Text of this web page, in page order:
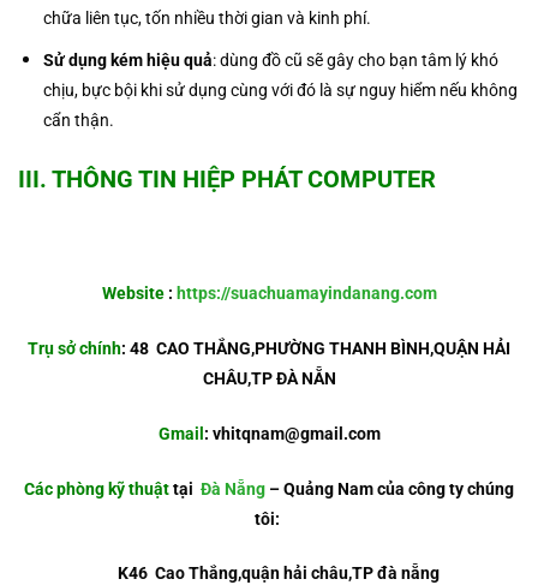
chữa liên tục, tốn nhiều thời gian và kinh phí.
Sử dụng kém hiệu quả: dùng đồ cũ sẽ gây cho bạn tâm lý khó
chịu, bực bội khi sử dụng cùng với đó là sự nguy hiểm nếu không
cẩn thận.
III. THÔNG TIN HIỆP PHÁT COMPUTER
Website: https://suachuamayindanang.com
Trụ sở chính: 48 CAO THẮNG,PHƯỜNG THANH BÌNH,QUẬN HẢI
CHÂU,TP ĐÀ NẴN
Gmail : vhitqnam@gmail.com
Các phòng kỹ thuậttại Đà Nẵng – Quảng Nam của công ty chúng
tôi:
K46 Cao Thắng,quận hải châu,TP đà nẵng